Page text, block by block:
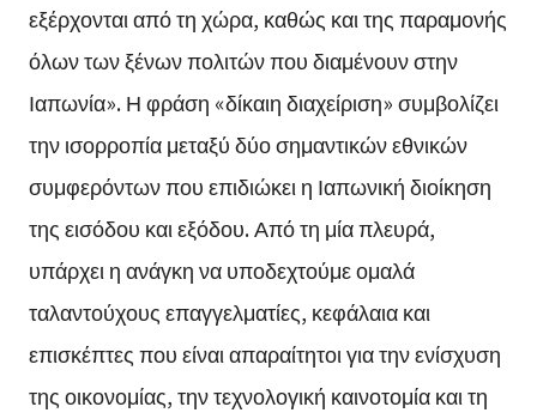
εξέρχονται από τη χώρα, καθώς και της παραμονής
όλων των ξένων πολιτών που διαμένουν στην
Ιαπωνία». Η φράση «δίκαιη διαχείριση» συμβολίζει
την ισορροπία μεταξύ δύο σημαντικών εθνικών
συμφερόντων που επιδιώκει η Ιαπωνική διοίκηση
της εισόδου και εξόδου. Από τη μία πλευρά,
υπάρχει η ανάγκη να υποδεχτούμε ομαλά
ταλαντούχους επαγγελματίες, κεφάλαια και
επισκέπτες που είναι απαραίτητοι για την ενίσχυση
της οικονομίας, την τεχνολογική καινοτομία και τη